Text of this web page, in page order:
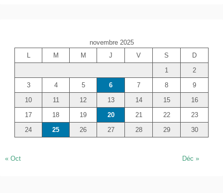
novembre 2025
L
M M J V S
D
1
2
3
4 5 6 7 8
9
10
11 12 13 14 15
16
17
18 19 20 21 22
23
24
25 26 27 28 29 30
« Oct Déc »